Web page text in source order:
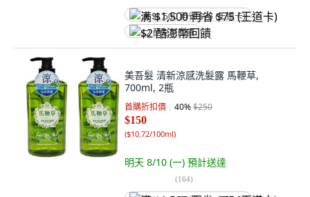
满 $1,500 再省 $75 (王道卡)
$2 酷澎幣回饋
美吾髮 清新涼感洗髮露 馬鞭草,
700ml, 2瓶
首購折扣價 40%$250
$150
($10.72/100ml)
明天 8/10 (一) 預計送達
(164)